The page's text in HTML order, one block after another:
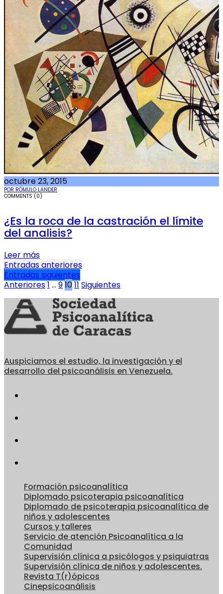
octubre 23, 2015
POR RÓMULO LANDER
COMMENTS (0)
¿Es la roca de la castración el límite
del analisis?
Leer más
Navegación
de
entradas
Entradas anteriores
Entradas siguientes
Paginación
de
entradas
Anteriores1 … 91011 Siguientes
Auspiciamos el estudio, la investigación y el
desarrollo del psicoanálisis en Venezuela.
Formación psicoanalítica
Diplomado psicoterapia psicoanalítica
Diplomado de psicoterapia psicoanalítica de
niños y adolescentes
Cursos y talleres
Servicio de atención Psicoanalítica a la
Comunidad
Supervisión clínica a psicólogos y psiquiatras
Supervisión clínica de niños y adolescentes.
Revista T(r)ópicos
Cinepsicoanálisis